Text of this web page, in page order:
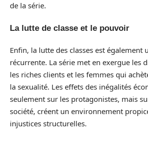
de la série.
La lutte de classe et le pouvoir
Enfin, la lutte des classes est également
récurrente. La série met en exergue les
les riches clients et les femmes qui
la sexualité. Les effets des inégalités
seulement sur les protagonistes, mais
société, créent un environnement
injustices structurelles.